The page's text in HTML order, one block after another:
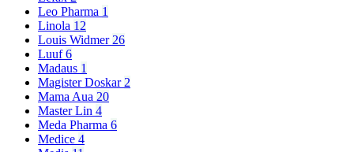
Leo Pharma 1
Linola 12
Louis Widmer 26
Luuf6
Madaus 1
Magister Doskar 2
Mama Aua 20
Master Lin 4
Meda Pharma 6
Medice 4